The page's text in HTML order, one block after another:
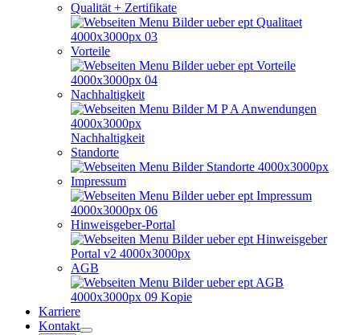
Qualität + Zertifikate
Vorteile
Nachhaltigkeit
Nachhaltigkeit
Standorte
Impressum
Hinweisgeber-Portal
AGB
Karriere
Kontakt